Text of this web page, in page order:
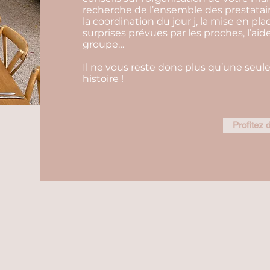
recherche de l’ensemble des
la coordination du jour j, la mise en
surprises prévues par les proches,
groupe…
Il ne vous reste donc plus qu’une
histoire !
Profitez